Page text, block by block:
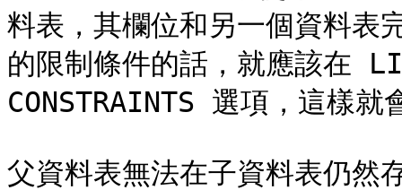
料表，其欄位和另一個資料表
的限制條件的話，就應該在
CONSTRAINTS 選項，這樣
父資料表無法在子資料表仍然